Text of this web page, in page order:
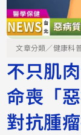
文章分類／健康科
不只肌
命喪「
對抗腫